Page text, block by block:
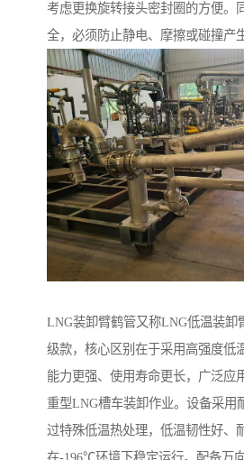
考虑更换旋转接头密封圈的方便。
全，必须防止静电、摩擦或碰撞产
LNG装卸臂鹤管又称LNG低温装卸
级款，核心区别在于采用高强度低
能力更强、使用寿命更长，广泛应
重型LNG槽车装卸作业。设备采用
过特殊低温热处理，低温韧性好、